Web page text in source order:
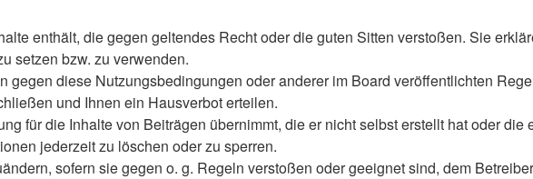
enthält, die gegen geltendes Recht oder die guten Sitten verstoßen. Sie
setzen bzw. zu verwenden.
gegen diese Nutzungsbedingungen oder anderer im Board veröffentlichten
und Ihnen ein Hausverbot erteilen.
für die Inhalte von Beiträgen übernimmt, die er nicht selbst erstellt hat oder
jederzeit zu löschen oder zu sperren.
sofern sie gegen o. g. Regeln verstoßen oder geeignet sind, dem